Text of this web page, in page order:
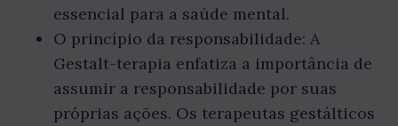
essencial para a saúde mental.
O princípio da responsabilidade: A
Gestalt-terapia enfatiza a importância de
assumir a responsabilidade por suas
próprias ações. Os terapeutas gestálticos